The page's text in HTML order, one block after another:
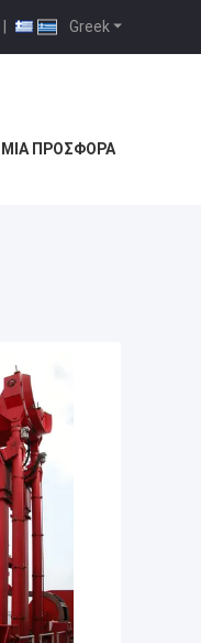
Greek
|
ΠΡΟΣΦΟΡΆ